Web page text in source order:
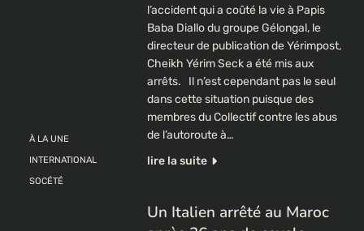
l’accident qui a coûté la vie à Papis
Baba Diallo du groupe Gélongal, le
directeur de publication de Yérimpost,
Cheikh Yérim Seck a été mis aux
arrêts. Il n’est cependant pas le seul
dans cette situation puisque des
membres du Collectif contre les abus
de l’autoroute à…
lire la suite
À LA UNE
INTERNATIONAL
SOCÉTÉ
Un Italien arrêté au Maroc